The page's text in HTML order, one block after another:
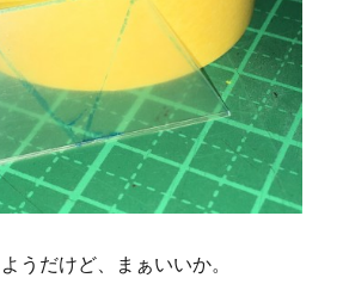
うだけど、まぁいいか。